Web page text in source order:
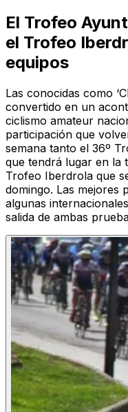
El Trofeo
el Trofeo
equipos
Las conocidas como
convertido en un
ciclismo amateur
participación que
semana tanto el 36º
que tendrá lugar en la
Trofeo Iberdrola que
domingo. Las mejores
algunas
salida de ambas